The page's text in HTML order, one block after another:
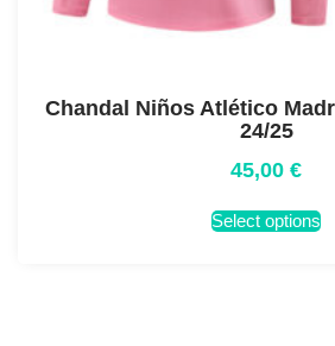
Chandal Niños Atlético
24/25
45,00 €
Select options